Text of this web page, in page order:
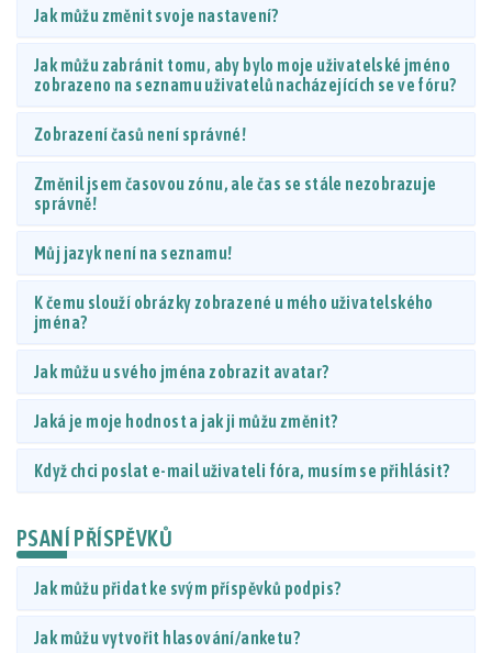
Jak můžu změnit svoje nastavení?
Jak můžu zabránit tomu, aby bylo moje uživatelské jméno
zobrazeno na seznamu uživatelů nacházejících se ve fóru?
Zobrazení časů není správné!
Změnil jsem časovou zónu, ale čas se stále nezobrazuje
správně!
Můj jazyk není na seznamu!
K čemu slouží obrázky zobrazené u mého uživatelského
jména?
Jak můžu u svého jména zobrazit avatar?
Jaká je moje hodnost a jak ji můžu změnit?
Když chci poslat e-mail uživateli fóra, musím se přihlásit?
PSANÍ PŘÍSPĚVKŮ
Jak můžu přidat ke svým příspěvků podpis?
Jak můžu vytvořit hlasování/anketu?